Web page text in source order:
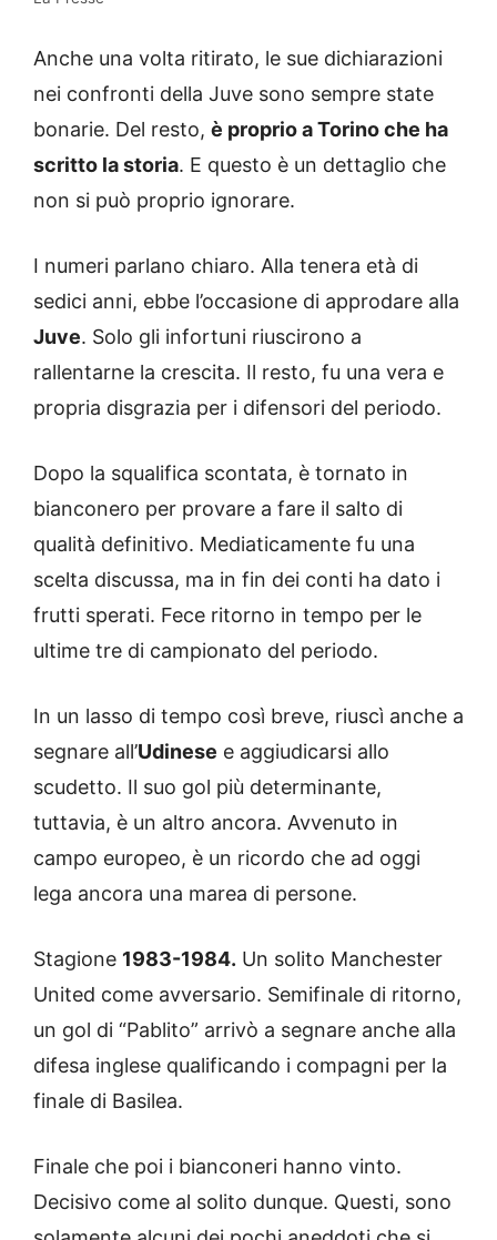
Anche una volta ritirato, le sue dichiarazioni
nei confronti della Juve sono sempre state
bonarie. Del resto, è proprio a Torino che ha
scritto la storia. E questo è un dettaglio che
non si può proprio ignorare.
I numeri parlano chiaro. Alla tenera età di
sedici anni, ebbe l’occasione di approdare alla
Juve. Solo gli infortuni riuscirono a
rallentarne la crescita. Il resto, fu una vera e
propria disgrazia per i difensori del periodo.
Dopo la squalifica scontata, è tornato in
bianconero per provare a fare il salto di
qualità definitivo. Mediaticamente fu una
scelta discussa, ma in fin dei conti ha dato i
frutti sperati. Fece ritorno in tempo per le
ultime tre di campionato del periodo.
In un lasso di tempo così breve, riuscì anche a
segnare all’Udinese e aggiudicarsi allo
scudetto. Il suo gol più determinante,
tuttavia, è un altro ancora. Avvenuto in
campo europeo, è un ricordo che ad oggi
lega ancora una marea di persone.
Stagione 1983-1984. Un solito Manchester
United come avversario. Semifinale di ritorno,
un gol di “Pablito” arrivò a segnare anche alla
difesa inglese qualificando i compagni per la
finale di Basilea.
Finale che poi i bianconeri hanno vinto.
Decisivo come al solito dunque. Questi, sono